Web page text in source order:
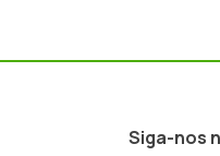
Siga-nos